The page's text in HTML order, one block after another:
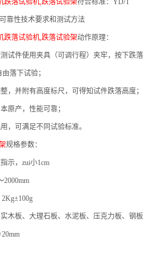
跌落试验机,跌落试验架符合标准：YD/T
靠性技术要求和测试方法
跌落试验机,跌落试验架动作原理：
试件使用夹具（可调行程）夹牢，按下跌落
落下试验；
，并附有高度标尺，可得知试件跌落高度；
原产，性能可靠；
，可满足不同试验标准。
规格参数：
示，zui小1cm
2000mm
木板、大理石板、水泥板、压克力板、钢板